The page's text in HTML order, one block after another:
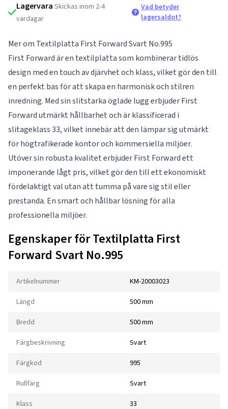
Lagervara Skickas inom 2-4
vardagar
Vad betyder
lagersaldot?
Mer om Textilplatta First Forward Svart No.995
First Forward är en textilplatta som kombinerar tidlös
design med en touch av djärvhet och klass, vilket gör den till
en perfekt bas för att skapa en harmonisk och stilren
inredning. Med sin slitstarka öglade lugg erbjuder First
Forward utmärkt hållbarhet och är klassificerad i
slitageklass 33, vilket innebär att den lämpar sig utmärkt
för högtrafikerade kontor och kommersiella miljöer.
Utöver sin robusta kvalitet erbjuder First Forward ett
imponerande lågt pris, vilket gör den till ett ekonomiskt
fördelaktigt val utan att tumma på vare sig stil eller
prestanda. En smart och hållbar lösning för alla
professionella miljöer.
Egenskaper för Textilplatta First
Forward Svart No.995
Artikelnummer KM-20003023
Längd 500 mm
Bredd 500 mm
Färgbeskrivning Svart
Färgkod 995
Rullfärg Svart
Klass 33